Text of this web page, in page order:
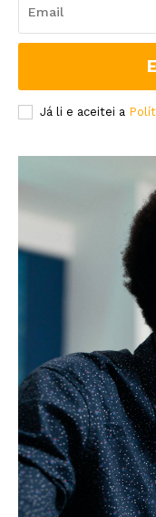
Já li e aceitei a